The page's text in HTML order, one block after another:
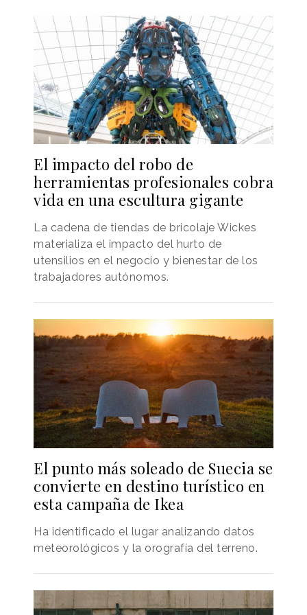
El impacto del robo de
herramientas profesionales cobra
vida en una escultura gigante
La cadena de tiendas de bricolaje Wickes
materializa el impacto del hurto de
utensilios en el negocio y bienestar de los
trabajadores autónomos.
El punto más soleado de Suecia se
convierte en destino turístico en
esta campaña de Ikea
Ha identificado el lugar analizando datos
meteorológicos y la orografía del terreno.